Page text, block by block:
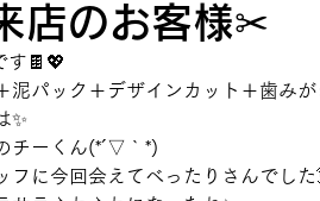
店のお客様✂
す🍫💖
泥パック＋デザインカット＋歯み
✨
チーくん(*´▽｀*)
フに今回会えてべったりさんでした